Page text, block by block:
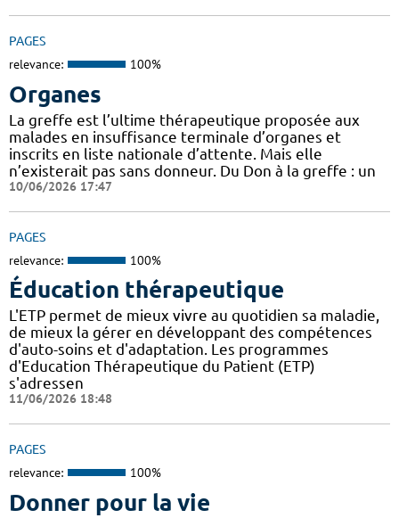
PAGES
relevance: 100%
Organes
La greffe est l’ultime thérapeutique proposée aux
malades en insuffisance terminale d’organes et
inscrits en liste nationale d’attente. Mais elle
n’existerait pas sans donneur. Du Don à la greffe : un
10/06/2026 17:47
PAGES
relevance: 100%
Éducation thérapeutique
L'ETP permet de mieux vivre au quotidien sa maladie,
de mieux la gérer en développant des compétences
d'auto-soins et d'adaptation. Les programmes
d'Education Thérapeutique du Patient (ETP)
s'adressen
11/06/2026 18:48
PAGES
relevance: 100%
Donner pour la vie